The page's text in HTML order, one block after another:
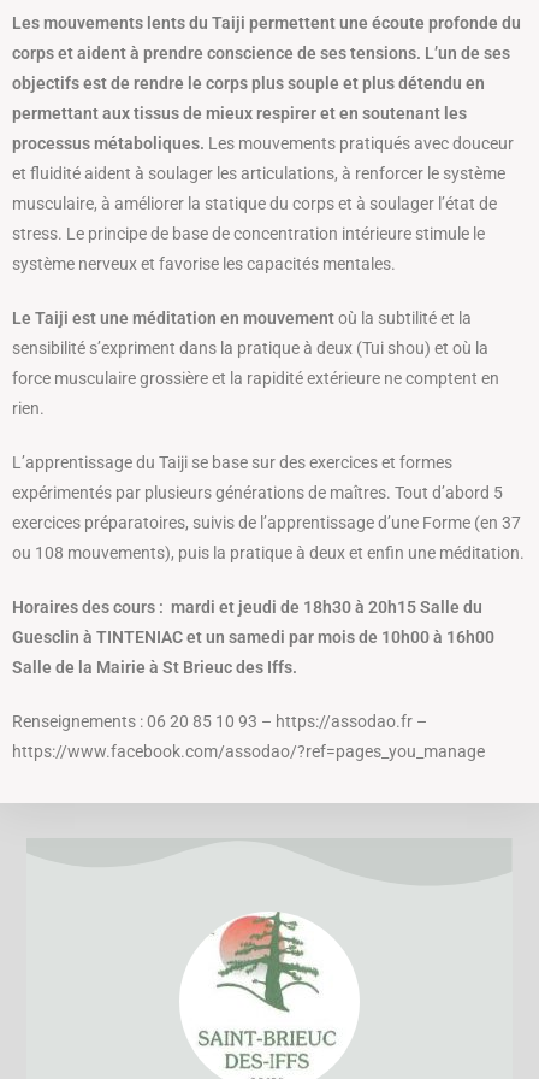
Les mouvements lents du Taiji permettent une écoute profonde du
corps et aident à prendre conscience de ses tensions. L’un de ses
objectifs est de rendre le corps plus souple et plus détendu en
permettant aux tissus de mieux respirer et en soutenant les
processus métaboliques. Les mouvements pratiqués avec douceur
et fluidité aident à soulager les articulations, à renforcer le système
musculaire, à améliorer la statique du corps et à soulager l’état de
stress. Le principe de base de concentration intérieure stimule le
système nerveux et favorise les capacités mentales.
Le Taiji est une méditation en mouvementoù la subtilité et la
sensibilité s’expriment dans la pratique à deux (Tui shou) et où la
force musculaire grossière et la rapidité extérieure ne comptent en
rien.
L’apprentissage du Taiji se base sur des exercices et formes
expérimentés par plusieurs générations de maîtres. Tout d’abord 5
exercices préparatoires, suivis de l’apprentissage d’une Forme (en 37
ou 108 mouvements), puis la pratique à deux et enfin une méditation.
Horaires des cours : mardi et jeudi de 18h30 à 20h15 Salle du
Guesclin à TINTENIAC et un samedi par mois de 10h00 à 16h00
Salle de la Mairie à St Brieuc des Iffs.
Renseignements : 06 20 85 10 93 – https://assodao.fr –
https://www.facebook.com/assodao/?ref=pages_you_manage